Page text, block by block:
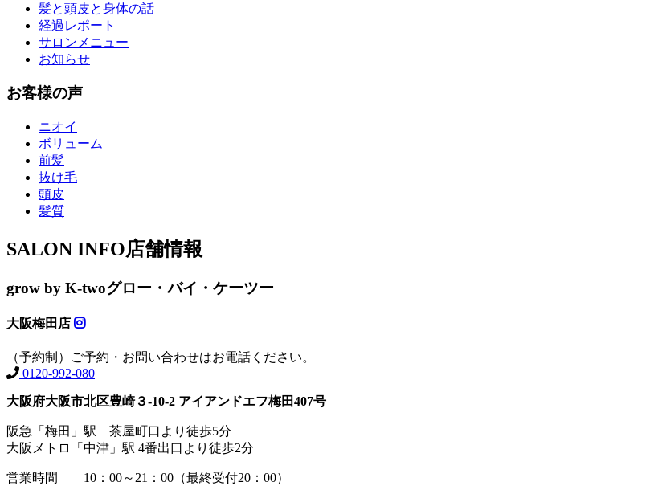
髪と頭皮と身体の話
経過レポート
サロンメニュー
お知らせ
お客様の声
ニオイ
ボリューム
前髪
抜け毛
頭皮
髪質
SALON INFO店舗情報
grow by K-twoグロー・バイ・ケーツー
大阪梅田店
（予約制）ご予約・お問い合わせはお電話ください。
0120-992-080
大阪府大阪市北区豊崎３-10-2 アイアンドエフ梅田407号
阪急「梅田」駅 茶屋町口より徒歩5分
大阪メトロ「中津」駅 4番出口より徒歩2分
営業時間 10：00～21：00（最終受付20：00）